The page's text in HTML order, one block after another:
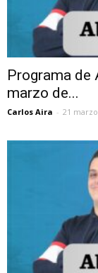
Programa de
marzo de...
Carlos Aira - 21